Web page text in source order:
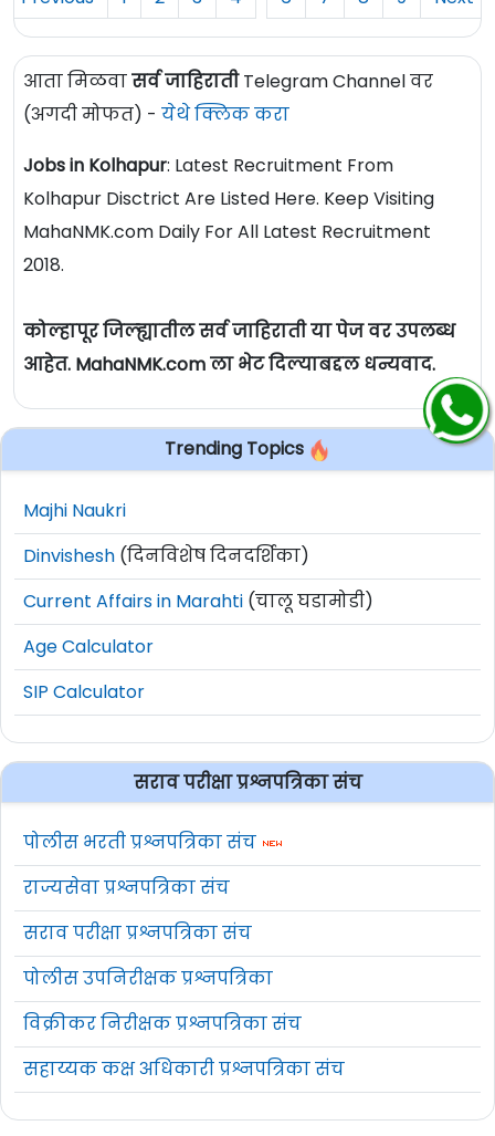
आता मिळवासर्व जाहिरातीTelegram Channel वर
(अगदी मोफत) - येथे क्लिक करा
Jobs in Kolhapur: Latest Recruitment From
Kolhapur Disctrict Are Listed Here. Keep Visiting
MahaNMK.com Daily For All Latest Recruitment
2018.
कोल्हापूर जिल्ह्यातील सर्व जाहिराती या पेज वर उपलब्ध
आहेत. MahaNMK.com ला भेट दिल्याबद्दल धन्यवाद.
Trending Topics
Majhi Naukri
Dinvishesh (दिनविशेष दिनदर्शिका)
Current Affairs in Marahti (चालू घडामोडी)
Age Calculator
SIP Calculator
सराव परीक्षा प्रश्नपत्रिका संच
पोलीस भरती प्रश्नपत्रिका संच
राज्यसेवा प्रश्नपत्रिका संच
सराव परीक्षा प्रश्नपत्रिका संच
पोलीस उपनिरीक्षक प्रश्नपत्रिका
विक्रीकर निरीक्षक प्रश्नपत्रिका संच
सहाय्यक कक्ष अधिकारी प्रश्नपत्रिका संच